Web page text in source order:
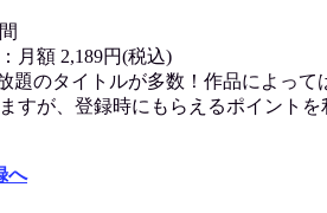
月額 2,189円(税込)
題のタイトルが多数！作品によって
すが、登録時にもらえるポイント
へ